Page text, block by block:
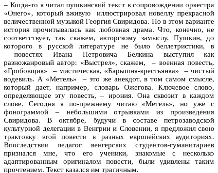
– Когда-то я читал пушкинский текст в сопровождении оркестра
«Онего», который вживую иллюстрировал новеллу прекрасной
величественной музыкой Георгия Свиридова. Но в этом варианте
история прочитывалась как любовная драма. Что, конечно, не
соответствует, так скажем, авторскому замыслу. Пушкин, до
которого в русской литературе не было беллетристики, в
повестях Ивана Петровича Белкина выступил как
разножанровый автор: «Выстрел», скажем,– военная повесть,
«Гробовщик» –мистическая, «Барышня-крестьянка» –чистый
водевиль. А «Метель»– это же анекдот, в том самом смысле,
который дает, например, словарь Ожегова. Ключевое слово,
определяющее эту повесть, – ирония. Она сквозит в каждом
слове. Сегодня я по-прежнему читаю «Метель», но уже с
фонограммой – небольшими отрывками из произведения
Свиридова. В октябре, будучи в составе петрозаводской
культурной делегации в Венгрии и Словении, я предложил свою
трактовку этой повести в разных европейских аудиториях.
Впоследствии педагог венгерских студентов-гуманитариев
признался мне, что его ученики, знакомые с несколько
адаптированным оригиналом повести, были удивлены таким
прочтением. Текст казался им трагичным.